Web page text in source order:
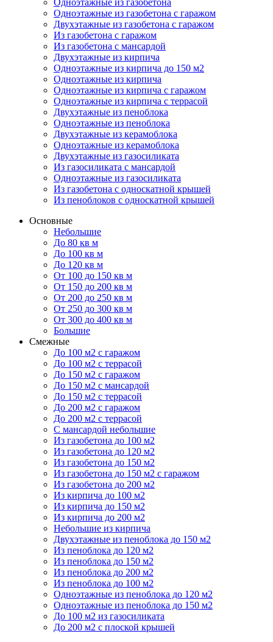
Одноэтажные из газобетона
Одноэтажные из газобетона с гаражом
Двухэтажные из газобетона с гаражом
Из газобетона с гаражом
Из газобетона с мансардой
Двухэтажные из кирпича
Одноэтажные из кирпича до 150 м2
Одноэтажные из кирпича
Одноэтажные из кирпича с гаражом
Одноэтажные из кирпича с террасой
Двухэтажные из пеноблока
Одноэтажные из пеноблока
Двухэтажные из керамоблока
Одноэтажные из керамоблока
Двухэтажные из газосиликата
Из газосиликата с мансардой
Одноэтажные из газосиликата
Из газобетона с односкатной крышей
Из пеноблоков с односкатной крышей
Основные
Небольшие
До 80 кв м
До 100 кв м
До 120 кв м
От 100 до 150 кв м
От 150 до 200 кв м
От 200 до 250 кв м
От 250 до 300 кв м
От 300 до 400 кв м
Большие
Смежные
До 100 м2 с гаражом
До 100 м2 с террасой
До 150 м2 с гаражом
До 150 м2 с мансардой
До 150 м2 с террасой
До 200 м2 с гаражом
До 200 м2 с террасой
С мансардой небольшие
Из газобетона до 100 м2
Из газобетона до 120 м2
Из газобетона до 150 м2
Из газобетона до 150 м2 с гаражом
Из газобетона до 200 м2
Из кирпича до 100 м2
Из кирпича до 150 м2
Из кирпича до 200 м2
Небольшие из кирпича
Двухэтажные из пеноблока до 150 м2
Из пеноблока до 120 м2
Из пеноблока до 150 м2
Из пеноблока до 200 м2
Из пеноблока до 100 м2
Одноэтажные из пеноблока до 120 м2
Одноэтажные из пеноблока до 150 м2
До 100 м2 из газосиликата
До 200 м2 с плоской крышей